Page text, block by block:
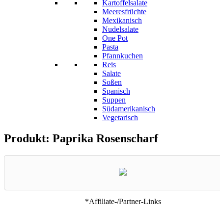
Kartoffelsalate
Meeresfrüchte
Mexikanisch
Nudelsalate
One Pot
Pasta
Pfannkuchen
Reis
Salate
Soßen
Spanisch
Suppen
Südamerikanisch
Vegetarisch
Produkt: Paprika Rosenscharf
*Affiliate-/Partner-Links